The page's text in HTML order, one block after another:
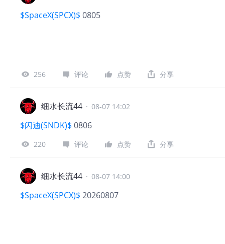
$SpaceX(SPCX)$ 0805
256 评论 点赞 分享
细水长流44 · 08-07 14:02
$闪迪(SNDK)$ 0806
220 评论 点赞 分享
细水长流44 · 08-07 14:00
$SpaceX(SPCX)$ 20260807